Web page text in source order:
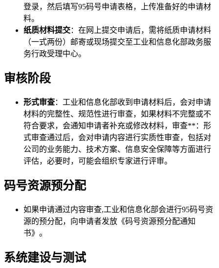
登录，然后填写95码号申请表格，上传准备好的申请材
料。
纸质材料提交：在网上提交申请后，需将纸质申请材料
（一式两份）邮寄或现场提交至工业和信息化部政务服
务行政受理中心。
审核阶段
形式审查：工业和信息化部收到申请材料后，会对申请
材料的完整性、规范性进行审查，如果材料不完整或不
符合要求，会通知申请者补充或修改材料，审查**：形
式审查通过后，会对申请内容进行实质性审查，包括对
公司的业务能力、技术方案、信息安全保障等方面进行
评估，必要时，可能会组织专家进行评审。
码号资源预分配
如果申请通过内容审查,工业和信息化部会进行95码号资
源的预分配，向申请者发放《码号资源预分配通知
书》。
系统建设与测试